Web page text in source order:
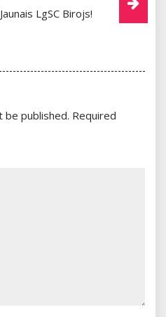
LgSC Birojs!
be published. Required